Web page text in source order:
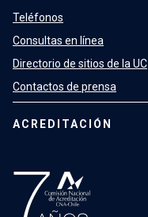
Teléfonos
Consultas en línea
Directorio de sitios de la UC
Contactos de prensa
ACREDITACIÓN